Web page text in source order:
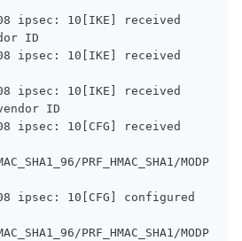
ipsec: 10[IKE] received
ID
ipsec: 10[IKE] received
ipsec: 10[IKE] received
ID
ipsec: 10[CFG] received
PRF_HMAC_SHA1/MODP
ipsec: 10[CFG] configured
PRF_HMAC_SHA1/MODP